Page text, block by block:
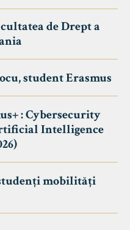
de Drept a
student Erasmus
: Cybersecurity
Intelligence
mobilități